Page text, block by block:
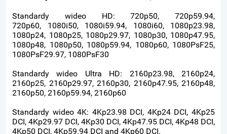
Standardy wideo HD: 720p50, 720p59.94,
720p60, 1080i50, 1080i59.94, 1080i60, 1080p23.98,
1080p24, 1080p25, 1080p29.97, 1080p30, 1080p47.95,
1080p48, 1080p50, 1080p59.94, 1080p60, 1080PsF25,
1080PsF29.97, 1080PsF30
Standardy wideo Ultra HD: 2160p23.98, 2160p24,
2160p25, 2160p29.97, 2160p30, 2160p47.95, 2160p48,
2160p50, 2160p59.94, 2160p60
Standardy wideo 4K: 4Kp23.98 DCI, 4Kp24 DCI, 4Kp25
DCI, 4Kp29.97 DCI, 4Kp30 DCI, 4Kp47.95 DCI, 4Kp48 DCI,
4Kp50 DCI, 4Kp59.94 DCI and 4Kp60 DCI.